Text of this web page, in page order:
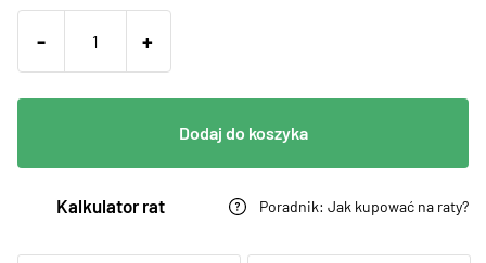
- +
Dodaj do koszyka
Kalkulator rat Poradnik: Jak kupować na raty?